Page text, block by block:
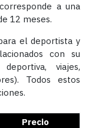
a una
12 meses.
el deportista y
con su
viajes,
Todos estos
Precio